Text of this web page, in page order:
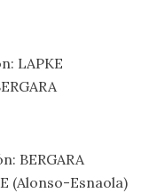
LAPKE
BERGARA
(Alonso-Esnaola)